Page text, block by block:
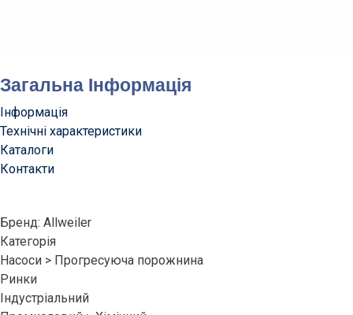
Загальна Інформація
Інформація
Технічні характеристики
Каталоги
Контакти
Бренд: Allweiler
Категорія
Насоси > Прогресуюча порожнина
Ринки
Індустріальний